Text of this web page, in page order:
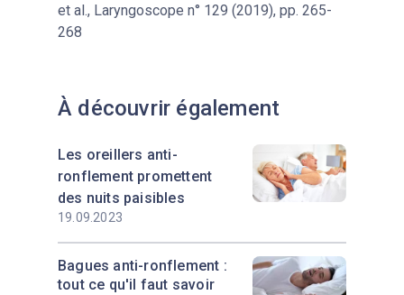
et al., Laryngoscope n° 129 (2019), pp. 265-
268
À découvrir également
Les oreillers anti-
ronflement promettent
des nuits paisibles
19.09.2023
Bagues anti-ronflement :
tout ce qu'il faut savoir